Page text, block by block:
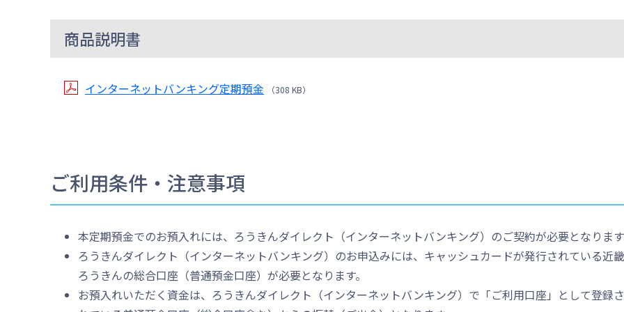
商品説明書
インターネットバンキング定期預金 （308 KB）
ご利用条件・注意事項
本定期預金でのお預入れには、ろうきんダイレクト（インターネットバンキング）のご契約が必要となります
ろうきんダイレクト（インターネットバンキング）のお申込みには、キャッシュカードが発行されている近畿
ろうきんの総合口座（普通預金口座）が必要となります。
お預入れいただく資金は、ろうきんダイレクト（インターネットバンキング）で「ご利用口座」として登録さ